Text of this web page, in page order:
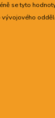
se tyto